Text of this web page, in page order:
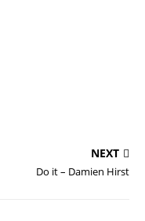
NEXT
Do it – Damien Hirst